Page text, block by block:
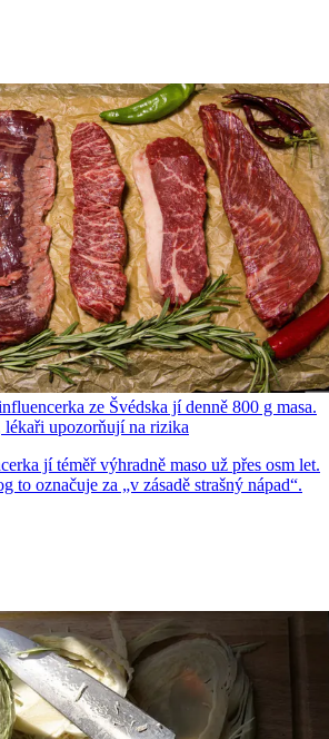
ze Švédska jí denně 800 g masa.
upozorňují na rizika
jí téměř výhradně maso už přes osm let.
to označuje za „v zásadě strašný nápad“.